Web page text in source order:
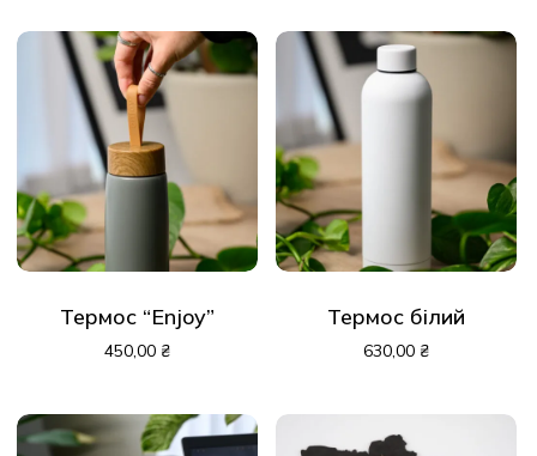
Термос “Enjoy”
450,00 ₴
Термос білий
630,00 ₴